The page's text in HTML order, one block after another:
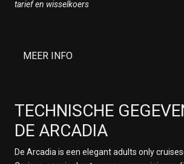
Op Zee
Op Zee
28 januari 2028
San Francisco
29 januari 2028
tarief en wisselkoers
MEER INFO
TECHNISCHE
DE ARCADIA
De Arcadia is een elegant adults only